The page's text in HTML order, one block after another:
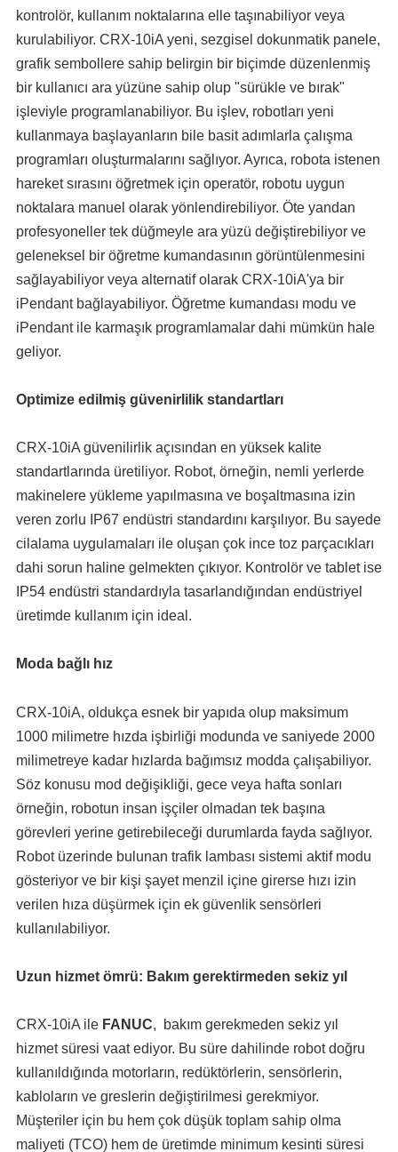
kontrolör, kullanım noktalarına elle taşınabiliyor veya
kurulabiliyor. CRX-10iA yeni, sezgisel dokunmatik panele,
grafik sembollere sahip belirgin bir biçimde düzenlenmiş
bir kullanıcı ara yüzüne sahip olup "sürükle ve bırak"
işleviyle programlanabiliyor. Bu işlev, robotları yeni
kullanmaya başlayanların bile basit adımlarla çalışma
programları oluşturmalarını sağlıyor. Ayrıca, robota istenen
hareket sırasını öğretmek için operatör, robotu uygun
noktalara manuel olarak yönlendirebiliyor. Öte yandan
profesyoneller tek düğmeyle ara yüzü değiştirebiliyor ve
geleneksel bir öğretme kumandasının görüntülenmesini
sağlayabiliyor veya alternatif olarak CRX-10iA'ya bir
iPendant bağlayabiliyor. Öğretme kumandası modu ve
iPendant ile karmaşık programlamalar dahi mümkün hale
geliyor.
Optimize edilmiş güvenirlilik standartları
CRX-10iA güvenilirlik açısından en yüksek kalite
standartlarında üretiliyor. Robot, örneğin, nemli yerlerde
makinelere yükleme yapılmasına ve boşaltmasına izin
veren zorlu IP67 endüstri standardını karşılıyor. Bu sayede
cilalama uygulamaları ile oluşan çok ince toz parçacıkları
dahi sorun haline gelmekten çıkıyor. Kontrolör ve tablet ise
IP54 endüstri standardıyla tasarlandığından endüstriyel
üretimde kullanım için ideal.
Moda bağlı hız
CRX-10iA, oldukça esnek bir yapıda olup maksimum
1000 milimetre hızda işbirliği modunda ve saniyede 2000
milimetreye kadar hızlarda bağımsız modda çalışabiliyor.
Söz konusu mod değişikliği, gece veya hafta sonları
örneğin, robotun insan işçiler olmadan tek başına
görevleri yerine getirebileceği durumlarda fayda sağlıyor.
Robot üzerinde bulunan trafik lambası sistemi aktif modu
gösteriyor ve bir kişi şayet menzil içine girerse hızı izin
verilen hıza düşürmek için ek güvenlik sensörleri
kullanılabiliyor.
Uzun hizmet ömrü: Bakım gerektirmeden sekiz yıl
CRX-10iA ile FANUC, bakım gerekmeden sekiz yıl
hizmet süresi vaat ediyor. Bu süre dahilinde robot doğru
kullanıldığında motorların, redüktörlerin, sensörlerin,
kabloların ve greslerin değiştirilmesi gerekmiyor.
Müşteriler için bu hem çok düşük toplam sahip olma
maliyeti (TCO) hem de üretimde minimum kesinti süresi